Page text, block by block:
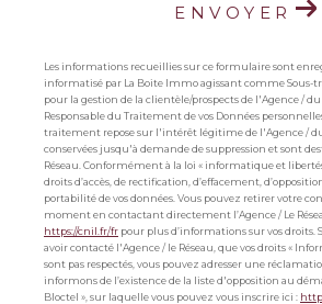
ENVOYER
Les informations recueillies sur ce formulaire sont
informatisé par La Boite Immo agissant comme
pour la gestion de la clientèle/prospects de l'Agence / du
Responsable du Traitement de vos Données
traitement repose sur l'intérêt légitime de l'Agence / du
conservées jusqu'à demande de suppression et sont
Réseau. Conformément à la loi « informatique et libertés
droits d’accès, de rectification, d’effacement,
portabilité de vos données. Vous pouvez retirer votre
moment en contactant directement l’Agence / Le
https://cnil.fr/fr pour plus d’informations sur vos droits.
avoir contacté l'Agence / le Réseau, que vos droits «
sont pas respectés, vous pouvez adresser une
informons de l’existence de la liste d'opposition au
Bloctel », sur laquelle vous pouvez vous inscrire ici :